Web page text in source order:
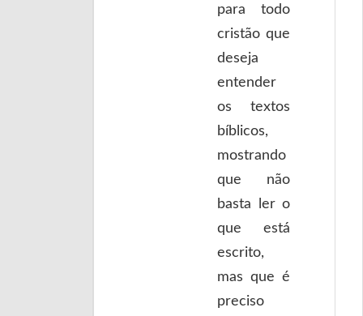
para todo
cristão que
deseja
entender
os textos
bíblicos,
mostrando
que não
basta ler o
que está
escrito,
mas que é
preciso